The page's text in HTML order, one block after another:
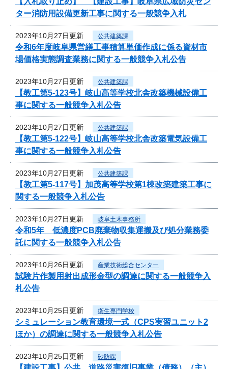
ター消防用設備更新工事に関する一般競争入札
2023年10月27日更新 公共建築課
令和6年度岐阜県営繕工事積算単価作成に係る資材市
場価格実態調査業務に関する一般競争入札公告
2023年10月27日更新 公共建築課
【教工第5-123号】岐山高等学校北舎改築機械設備工
事に関する一般競争入札公告
2023年10月27日更新 公共建築課
【教工第5-122号】岐山高等学校北舎改築電気設備工
事に関する一般競争入札公告
2023年10月27日更新 公共建築課
【教工第5-117号】加茂高等学校第1棟改築建築工事に
関する一般競争入札公告
2023年10月27日更新 岐阜土木事務所
令和5年 低濃度PCB廃棄物収集運搬及び処分業務委
託に関する一般競争入札公告
2023年10月26日更新 産業技術総合センター
試験片作製用射出成形金型の調達に関する一般競争入
札公告
2023年10月25日更新 衛生専門学校
シミュレーション教育環境一式（CPS実習ユニット2
ほか）の調達に関する一般競争入札公告
2023年10月25日更新 砂防課